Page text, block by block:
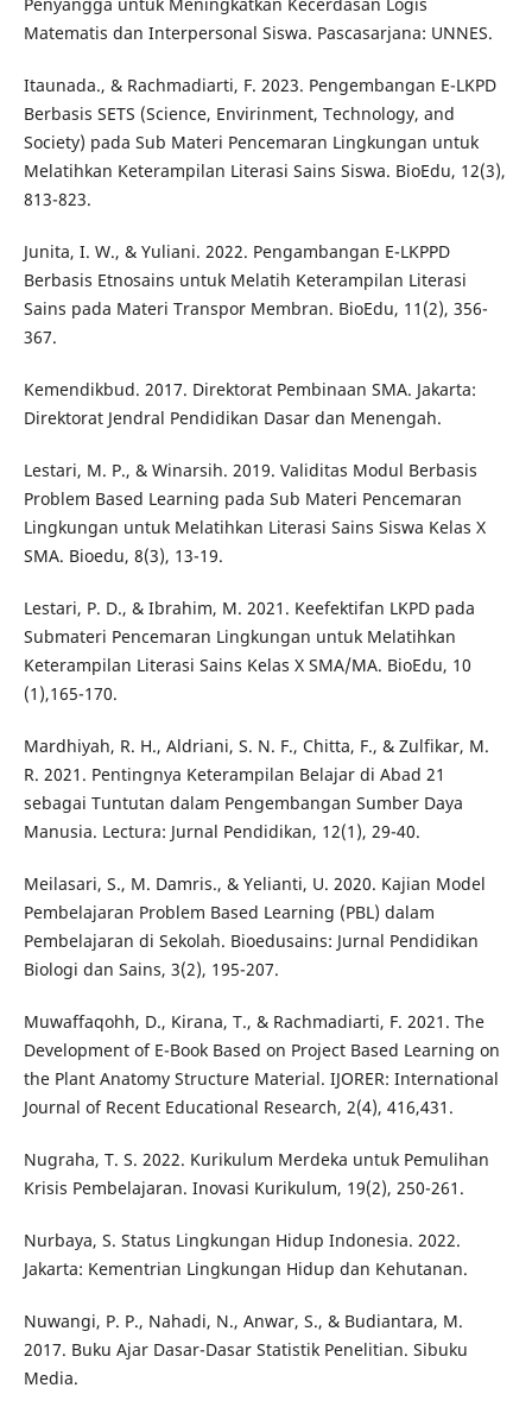
Matematis dan Interpersonal Siswa. Pascasarjana: UNNES.
Itaunada., & Rachmadiarti, F. 2023. Pengembangan E-LKPD
Berbasis SETS (Science, Envirinment, Technology, and
Society) pada Sub Materi Pencemaran Lingkungan untuk
Melatihkan Keterampilan Literasi Sains Siswa. BioEdu, 12(3),
813-823.
Junita, I. W., & Yuliani. 2022. Pengambangan E-LKPPD
Berbasis Etnosains untuk Melatih Keterampilan Literasi
Sains pada Materi Transpor Membran. BioEdu, 11(2), 356-
367.
Kemendikbud. 2017. Direktorat Pembinaan SMA. Jakarta:
Direktorat Jendral Pendidikan Dasar dan Menengah.
Lestari, M. P., & Winarsih. 2019. Validitas Modul Berbasis
Problem Based Learning pada Sub Materi Pencemaran
Lingkungan untuk Melatihkan Literasi Sains Siswa Kelas X
SMA. Bioedu, 8(3), 13-19.
Lestari, P. D., & Ibrahim, M. 2021. Keefektifan LKPD pada
Submateri Pencemaran Lingkungan untuk Melatihkan
Keterampilan Literasi Sains Kelas X SMA/MA. BioEdu, 10
(1),165-170.
Mardhiyah, R. H., Aldriani, S. N. F., Chitta, F., & Zulfikar, M.
R. 2021. Pentingnya Keterampilan Belajar di Abad 21
sebagai Tuntutan dalam Pengembangan Sumber Daya
Manusia. Lectura: Jurnal Pendidikan, 12(1), 29-40.
Meilasari, S., M. Damris., & Yelianti, U. 2020. Kajian Model
Pembelajaran Problem Based Learning (PBL) dalam
Pembelajaran di Sekolah. Bioedusains: Jurnal Pendidikan
Biologi dan Sains, 3(2), 195-207.
Muwaffaqohh, D., Kirana, T., & Rachmadiarti, F. 2021. The
Development of E-Book Based on Project Based Learning on
the Plant Anatomy Structure Material. IJORER: International
Journal of Recent Educational Research, 2(4), 416,431.
Nugraha, T. S. 2022. Kurikulum Merdeka untuk Pemulihan
Krisis Pembelajaran. Inovasi Kurikulum, 19(2), 250-261.
Nurbaya, S. Status Lingkungan Hidup Indonesia. 2022.
Jakarta: Kementrian Lingkungan Hidup dan Kehutanan.
Nuwangi, P. P., Nahadi, N., Anwar, S., & Budiantara, M.
2017. Buku Ajar Dasar-Dasar Statistik Penelitian. Sibuku
Media.